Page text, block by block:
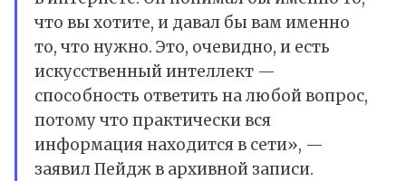
что вы хотите, и давал бы вам именно
то, что нужно. Это, очевидно, и есть
искусственный интеллект —
способность ответить на любой вопрос,
потому что практически вся
информация находится в сети», —
заявил Пейдж в архивной записи.